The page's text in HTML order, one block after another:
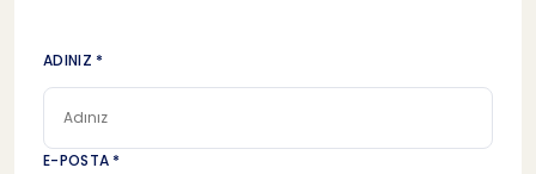
ADINIZ *
E-POSTA *